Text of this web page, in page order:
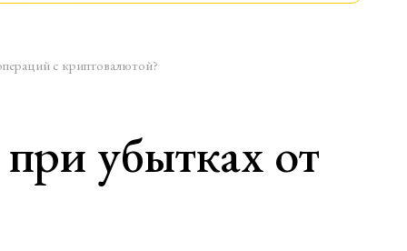
с криптовалютой?
убытках от